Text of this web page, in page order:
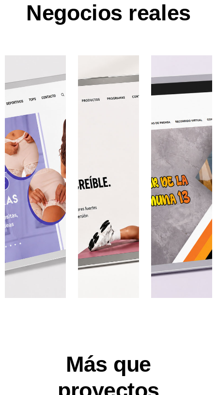
Negocios reales
Más que